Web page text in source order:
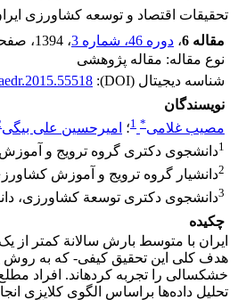
تحقیقات اقتصاد و توسعه کشاورزی
مقاله 6
، دوره 46، شماره 3 ، 1394 ،
نوع مقاله: مقاله پژوهشی
شناسه دیجیتال (DOI):
نویسندگان
مصیب غلامی*
1؛ امیرحسین علی بیگی
1دانشجوی دکتری گروه ترویج و
2دانشیار گروه ترویج و آموزش
3دانشجوی دکتری توسعة کشاورزی،
چکیده
ایران با متوسط بارش سالانة کمتر
هدف کلی این تحقیق کیفی- که به روش
خشکسالی را تجربه کرده­اند. افراد
تحلیل داده‌ها براساس الگوی کلایزی